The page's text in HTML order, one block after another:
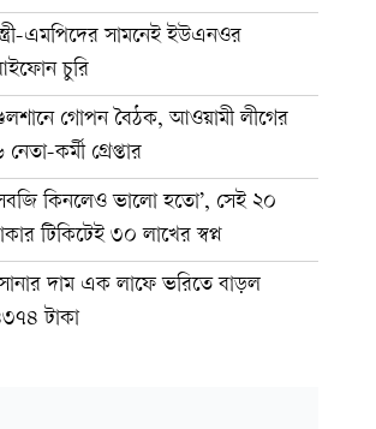
এমপিদের সামনেই ইউএনওর
চুরি
গোপন বৈঠক, আওয়ামী লীগের
নেতা-কর্মী গ্রেপ্তার
কিনলেও ভালো হতো’, সেই ২০
টিকিটেই ৩০ লাখের স্বপ্ন
দাম এক লাফে ভরিতে বাড়ল
টাকা